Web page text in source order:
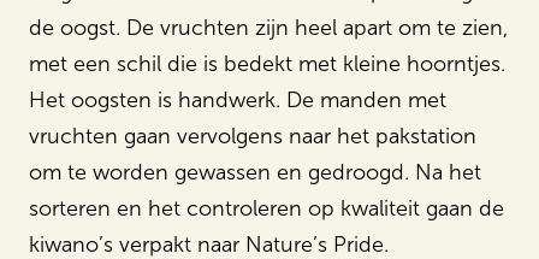
de oogst. De vruchten zijn heel apart om te zien,
met een schil die is bedekt met kleine hoorntjes.
Het oogsten is handwerk. De manden met
vruchten gaan vervolgens naar het pakstation
om te worden gewassen en gedroogd. Na het
sorteren en het controleren op kwaliteit gaan de
kiwano’s verpakt naar Nature’s Pride.